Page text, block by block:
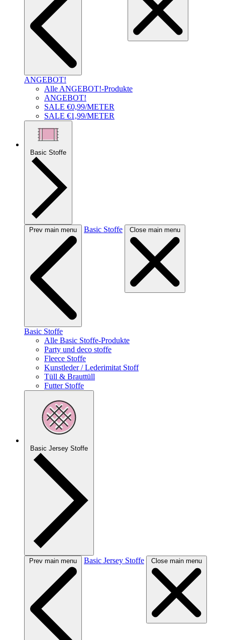
ANGEBOT!
Alle ANGEBOT!-Produkte
ANGEBOT!
SALE €0,99/METER
SALE €1,99/METER
Basic Stoffe
Prev main menu Basic Stoffe Close main menu
Basic Stoffe
Alle Basic Stoffe-Produkte
Party und deco stoffe
Fleece Stoffe
Kunstleder / Lederimitat Stoff
Tüll & Brauttüll
Futter Stoffe
Basic Jersey Stoffe
Prev main menu Basic Jersey Stoffe Close main menu